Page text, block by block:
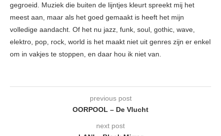
gegroeid. Muziek die buiten de lijntjes kleurt spreekt mij het
meest aan, maar als het goed gemaakt is heeft het mijn
volledige aandacht. Of het nu jazz, funk, soul, gothic, wave,
elektro, pop, rock, world is het maakt niet uit genres zijn er enkel
om in vakjes te stoppen, en daar hou ik niet van.
previous post
OORPOOL – De Vlucht
next post